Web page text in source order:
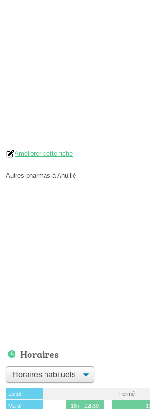
Améliorer cette fiche
Autres pharmas à Ahuillé
Horaires
Lundi
Fermé
Mardi
10h - 12h30